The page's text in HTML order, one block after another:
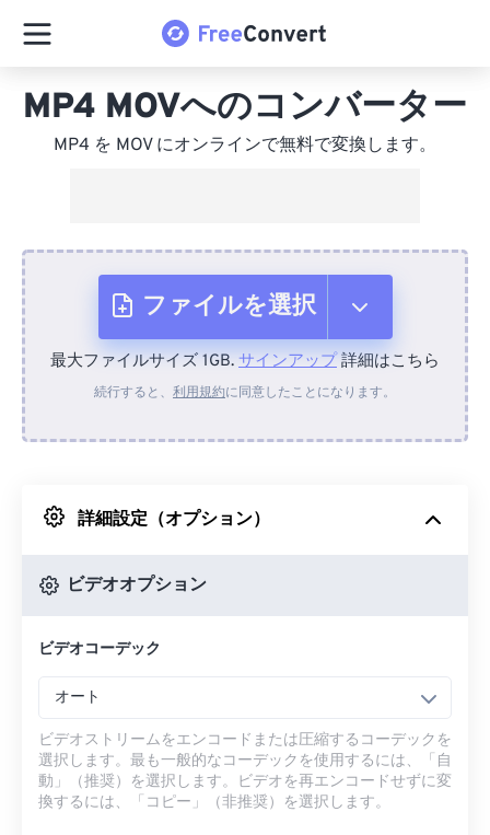
MP4 MOVへのコンバーター
MP4 を MOV にオンラインで無料で変換します。
ファイルを選択
デバイスから
Googleドライブから
最大ファイルサイズ 1GB. サインアップ詳細はこちら
続行すると、 利用規約に同意したことになります。
詳細設定（オプション）
ビデオオプション
ビデオコーデック
オート
ビデオストリームをエンコードまたは圧縮するコーデックを
選択します。最も一般的なコーデックを使用するには、「自
動」（推奨）を選択します。ビデオを再エンコードせずに変
換するには、「コピー」（非推奨）を選択します。